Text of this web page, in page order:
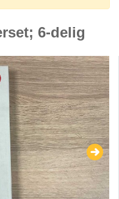
6-delig